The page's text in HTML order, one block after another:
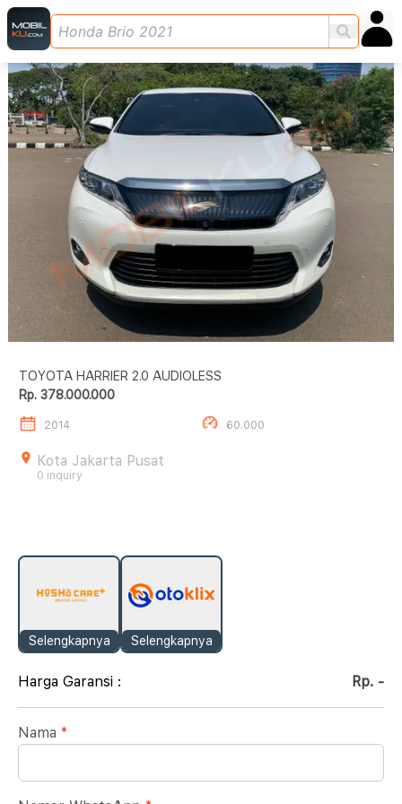
TOYOTA HARRIER 2.0 AUDIOLESS
Rp. 378.000.000
2014 60.000
Kota Jakarta Pusat
0 inquiry
Selengkapnya Selengkapnya
Harga Garansi : Rp. -
Nama *